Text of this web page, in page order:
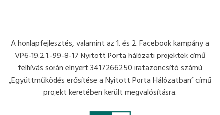
A honlapfejlesztés, valamint az 1. és 2. Facebook kampány a
VP6-19.2.1.-99-8-17 Nyitott Porta hálózati projektek című
felhívás során elnyert 3417266250 iratazonosító számú
„Együttműködés erősítése a Nyitott Porta Hálózatban” című
projekt keretében került megvalósításra.